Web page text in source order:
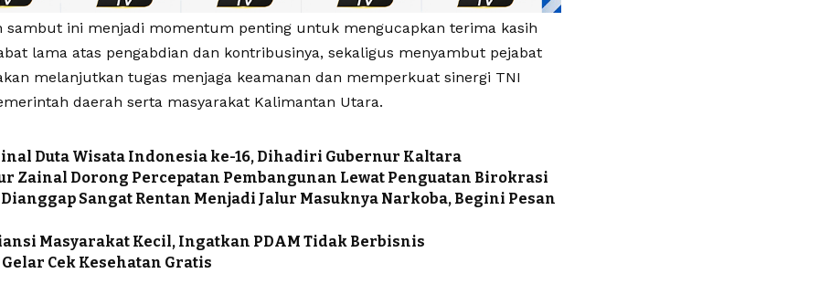
sambut ini menjadi momentum penting untuk mengucapkan terima kasih
lama atas pengabdian dan kontribusinya, sekaligus menyambut pejabat
melanjutkan tugas menjaga keamanan dan memperkuat sinergi TNI
daerah serta masyarakat Kalimantan Utara.
Duta Wisata Indonesia ke-16, Dihadiri Gubernur Kaltara
Zainal Dorong Percepatan Pembangunan Lewat Penguatan Birokrasi
Sangat Rentan Menjadi Jalur Masuknya Narkoba, Begini Pesan
Masyarakat Kecil, Ingatkan PDAM Tidak Berbisnis
Gelar Cek Kesehatan Gratis